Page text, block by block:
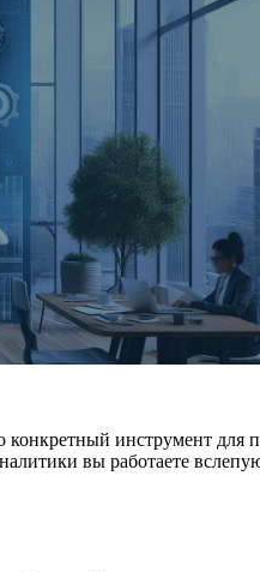
инструмент
вы работаете